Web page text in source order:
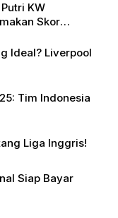
KW
Skor
Ideal? Liverpool
Tim Indonesia
Liga Inggris!
Siap Bayar